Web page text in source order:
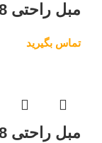
مبل راحتی 8 نفره مدل رویال
تماس بگیرید
مبل راحتی 8 نفره مدل پازل